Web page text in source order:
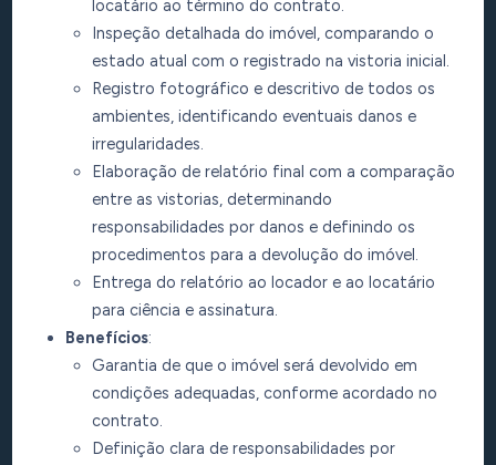
locatário ao término do contrato.
Inspeção detalhada do imóvel, comparando o
estado atual com o registrado na vistoria inicial.
Registro fotográfico e descritivo de todos os
ambientes, identificando eventuais danos e
irregularidades.
Elaboração de relatório final com a comparação
entre as vistorias, determinando
responsabilidades por danos e definindo os
procedimentos para a devolução do imóvel.
Entrega do relatório ao locador e ao locatário
para ciência e assinatura.
Benefícios:
Garantia de que o imóvel será devolvido em
condições adequadas, conforme acordado no
contrato.
Definição clara de responsabilidades por